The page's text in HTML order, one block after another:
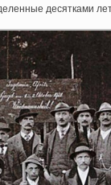
десятками